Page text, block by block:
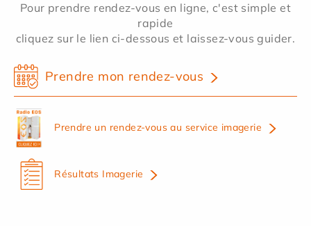
Pour prendre rendez-vous en ligne, c'est simple et
rapide
cliquez sur le lien ci-dessous et laissez-vous guider.
Prendre mon rendez-vous
Prendre un rendez-vous au service imagerie
Résultats Imagerie